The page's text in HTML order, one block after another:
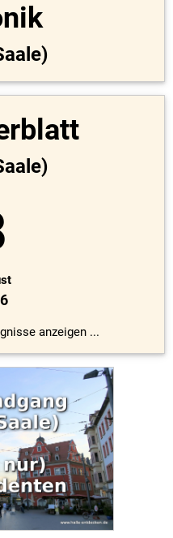
anzeigen ...